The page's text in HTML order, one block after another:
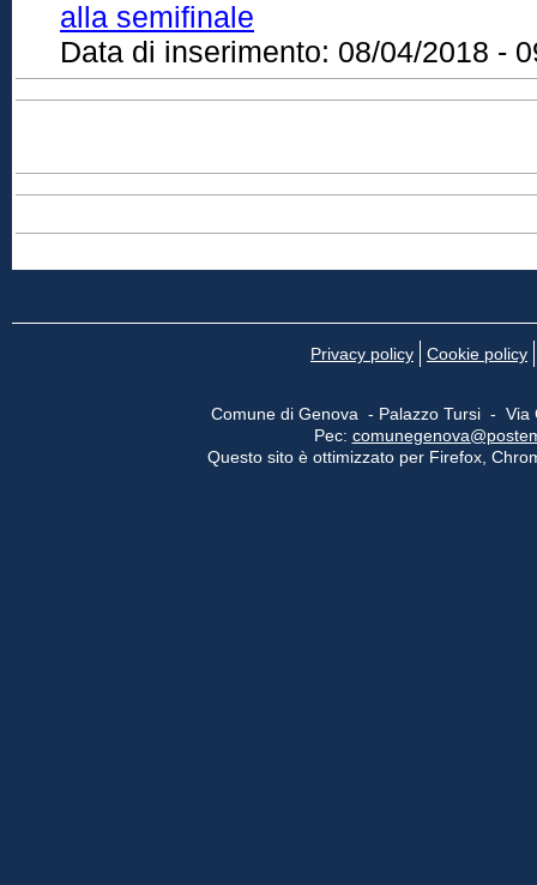
alla semifinale
Data di inserimento: 08/04/2018 -
Privacy policy Cookie policy
Comune di Genova - Palazzo Tursi -
Pec:
Questo sito è ottimizzato per Firefox,